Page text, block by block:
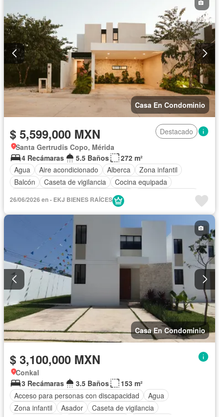
Seguridad
Sin amueblar
Casa En Condominio
$ 5,599,000 MXN
Destacado
Santa Gertrudis Copo, Mérida
4 Recámaras
5.5 Baños
272 m²
Agua
Aire acondicionado Alberca
Zona infantil
Balcón
Caseta de vigilancia
Cocina equipada
Cuarto de Limpieza
Gimnasio
Recámara con closet
Sala polivalente
Terraza Sin amueblar
26/06/2026 en - EKJ BIENES RAÍCES
Casa En Condominio
$ 3,100,000 MXN
Conkal
3 Recámaras
3.5 Baños
153 m²
Acceso para personas con discapacidad
Agua
Zona infantil
Asador
Caseta de vigilancia